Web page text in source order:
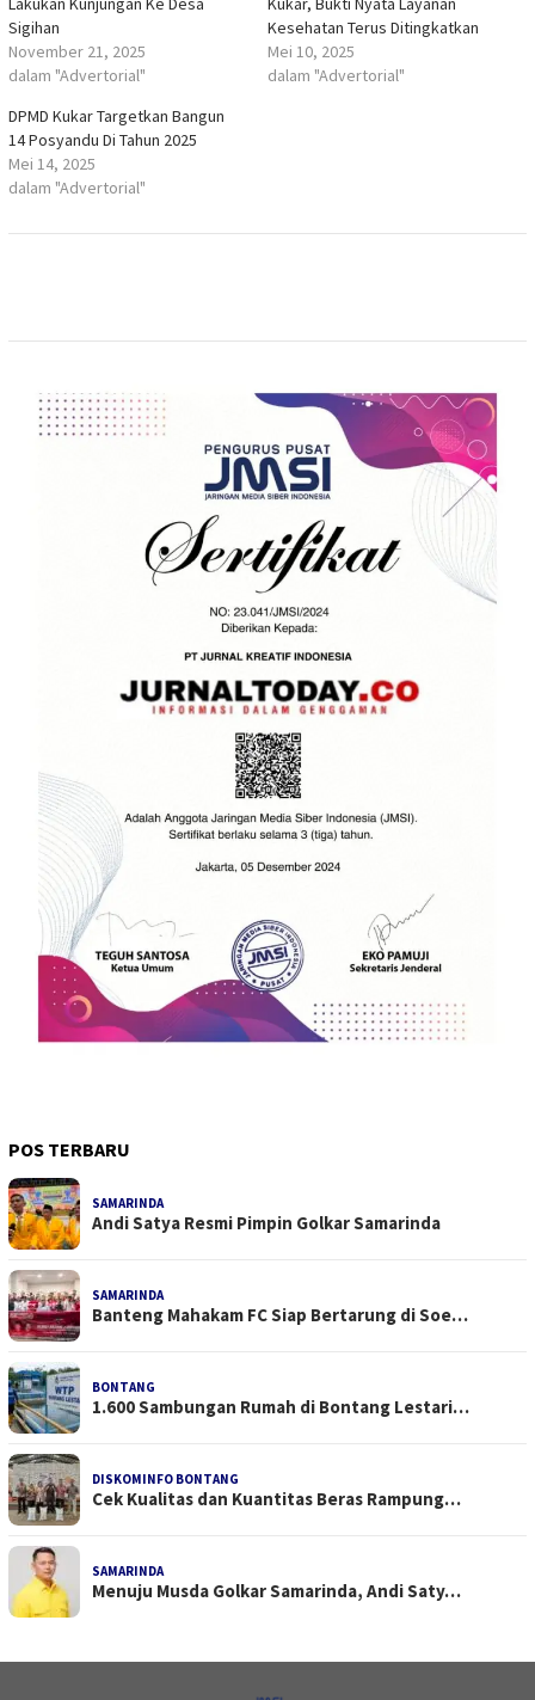
Sigihan
November 21, 2025
dalam "Advertorial"
Kesehatan Terus Ditingkatkan
Mei 10, 2025
dalam "Advertorial"
DPMD Kukar Targetkan Bangun
14 Posyandu Di Tahun 2025
Mei 14, 2025
dalam "Advertorial"
POS TERBARU
SAMARINDA
Andi Satya Resmi Pimpin Golkar Samarinda
SAMARINDA
Banteng Mahakam FC Siap Bertarung di Soe…
BONTANG
1.600 Sambungan Rumah di Bontang Lestari…
DISKOMINFO BONTANG
Cek Kualitas dan Kuantitas Beras Rampung…
SAMARINDA
Menuju Musda Golkar Samarinda, Andi Saty…